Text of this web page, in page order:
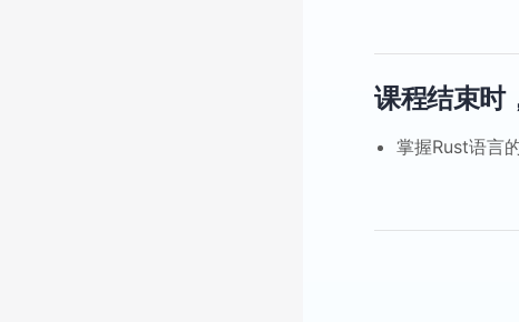
课程结束时
掌握Rust语言